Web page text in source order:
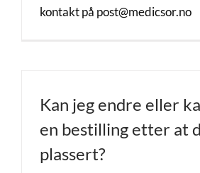
kontakt på post@medicsor.no
Kan jeg endre eller
en bestilling etter at
plassert?